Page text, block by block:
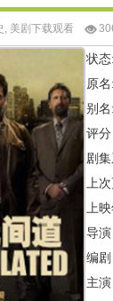
美剧下载观看
状态:
原
别
评分
剧
上
上
导
编
主